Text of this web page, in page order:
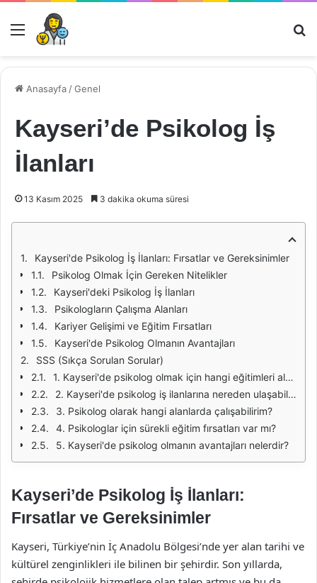
Menü
Anasayfa /Genel
Kayseri’de Psikolog İş
İlanları
13 Kasım 2025 3 dakika okuma süresi
Kayseri'de Psikolog İş İlanları: Fırsatlar ve Gereksinimler
Psikolog Olmak İçin Gereken Nitelikler
Kayseri'deki Psikolog İş İlanları
Psikologların Çalışma Alanları
Kariyer Gelişimi ve Eğitim Fırsatları
Kayseri'de Psikolog Olmanın Avantajları
SSS (Sıkça Sorulan Sorular)
1. Kayseri'de psikolog olmak için hangi eğitimleri almalıyım?
2. Kayseri'de psikolog iş ilanlarına nereden ulaşabilirim?
3. Psikolog olarak hangi alanlarda çalışabilirim?
4. Psikologlar için sürekli eğitim fırsatları var mı?
5. Kayseri'de psikolog olmanın avantajları nelerdir?
Kayseri’de Psikolog İş İlanları:
Fırsatlar ve Gereksinimler
Kayseri, Türkiye’nin İç Anadolu Bölgesi’nde yer alan tarihi ve
kültürel zenginlikleri ile bilinen bir şehirdir. Son yıllarda,